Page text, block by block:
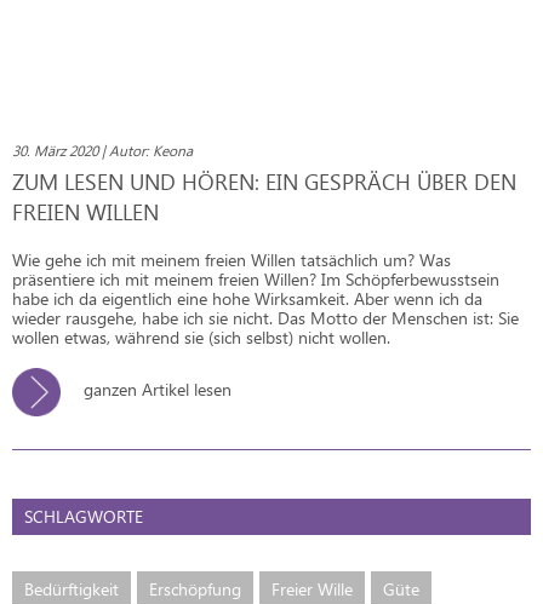
30. März 2020 | Autor: Keona
ZUM LESEN UND HÖREN: EIN GESPRÄCH ÜBER DEN
FREIEN WILLEN
Wie gehe ich mit meinem freien Willen tatsächlich um? Was
präsentiere ich mit meinem freien Willen? Im Schöpferbewusstsein
habe ich da eigentlich eine hohe Wirksamkeit. Aber wenn ich da
wieder rausgehe, habe ich sie nicht. Das Motto der Menschen ist: Sie
wollen etwas, während sie (sich selbst) nicht wollen.
ganzen Artikel lesen
SCHLAGWORTE
Bedürftigkeit Erschöpfung Freier Wille
Güte